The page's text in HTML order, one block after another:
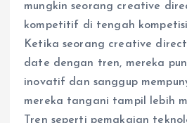
mungkin seorang creative
kompetitif di tengah
Ketika seorang creative
date dengan tren, mereka
inovatif dan sanggup
mereka tangani tampil lebih
Tren seperti pemakaian